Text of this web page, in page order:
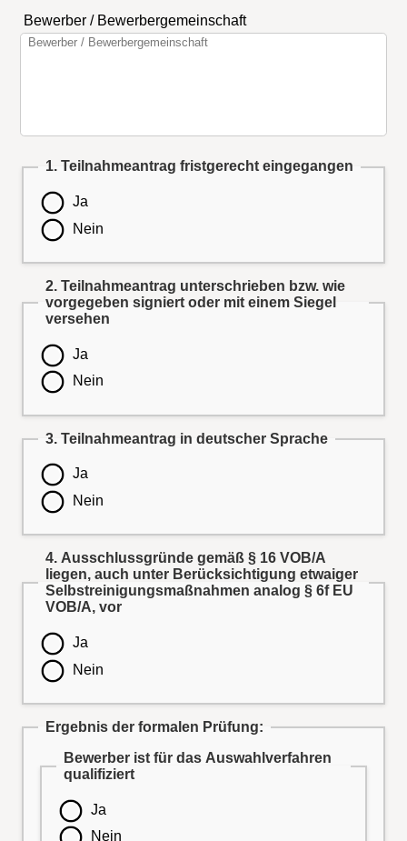
Bewerber / Bewerbergemeinschaft
1. Teilnahmeantrag fristgerecht eingegangen
Ja
Nein
2. Teilnahmeantrag unterschrieben bzw. wie
vorgegeben signiert oder mit einem Siegel
versehen
Ja
Nein
3. Teilnahmeantrag in deutscher Sprache
Ja
Nein
4. Ausschlussgründe gemäß § 16 VOB/A
liegen, auch unter Berücksichtigung etwaiger
Selbstreinigungsmaßnahmen analog § 6f EU
VOB/A, vor
Ja
Nein
Ergebnis der formalen Prüfung:
Bewerber ist für das Auswahlverfahren
qualifiziert
Ja
Nein